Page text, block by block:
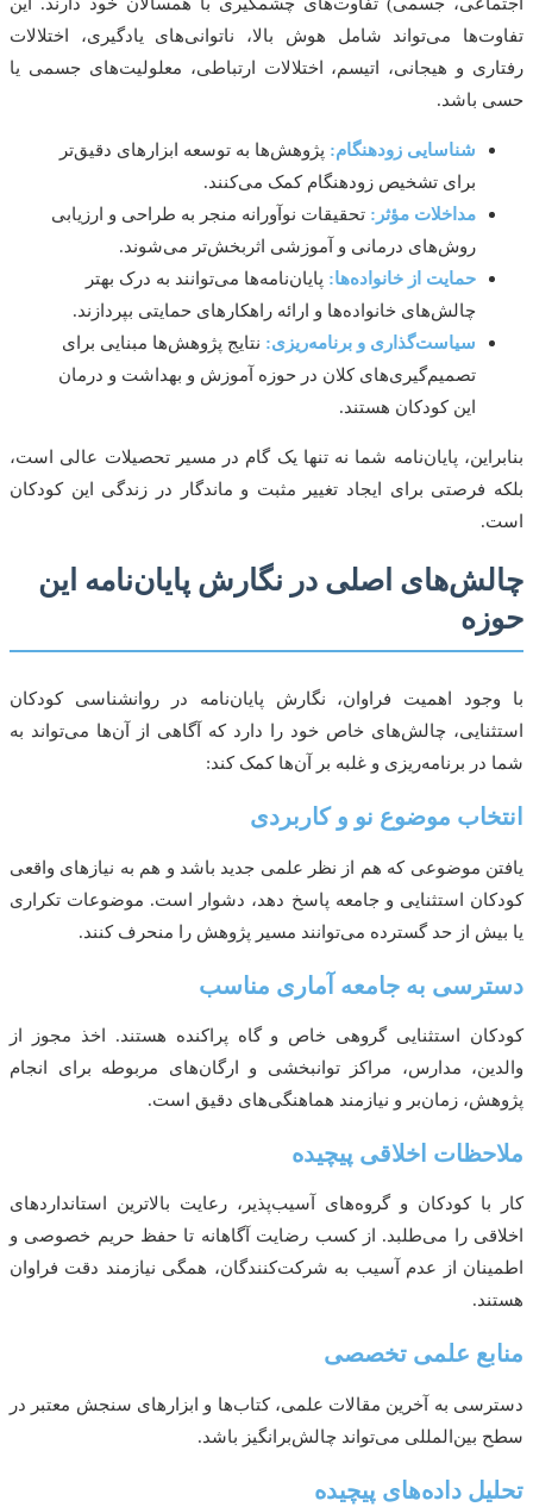
می‌تواند شامل هوش بالا، ناتوانی‌های یادگیری، اختلالات
و هیجانی، اتیسم، اختلالات ارتباطی، معلولیت‌های جسمی یا
باشد.
شناسایی زودهنگام:پژوهش‌ها به توسعه ابزارهای دقیق‌تر
برای تشخیص زودهنگام کمک می‌کنند.
مداخلات مؤثر:تحقیقات نوآورانه منجر به طراحی و ارزیابی
روش‌های درمانی و آموزشی اثربخش‌تر می‌شوند.
حمایت از خانواده‌ها:پایان‌نامه‌ها می‌توانند به درک بهتر
چالش‌های خانواده‌ها و ارائه راهکارهای حمایتی بپردازند.
سیاست‌گذاری و برنامه‌ریزی: نتایج پژوهش‌ها مبنایی برای
تصمیم‌گیری‌های کلان در حوزه آموزش و بهداشت و درمان
این کودکان هستند.
پایان‌نامه شما نه تنها یک گام در مسیر تحصیلات عالی است،
فرصتی برای ایجاد تغییر مثبت و ماندگار در زندگی این کودکان
اصلی در نگارش پایان‌نامه این
اهمیت فراوان، نگارش پایان‌نامه در روانشناسی کودکان
چالش‌های خاص خود را دارد که آگاهی از آن‌ها می‌تواند به
برنامه‌ریزی و غلبه بر آن‌ها کمک کند:
موضوع نو و کاربردی
موضوعی که هم از نظر علمی جدید باشد و هم به نیازهای واقعی
استثنایی و جامعه پاسخ دهد، دشوار است. موضوعات تکراری
از حد گسترده می‌توانند مسیر پژوهش را منحرف کنند.
به جامعه آماری مناسب
استثنایی گروهی خاص و گاه پراکنده هستند. اخذ مجوز از
مدارس، مراکز توانبخشی و ارگان‌های مربوطه برای انجام
زمان‌بر و نیازمند هماهنگی‌های دقیق است.
اخلاقی پیچیده
کودکان و گروه‌های آسیب‌پذیر، رعایت بالاترین استانداردهای
را می‌طلبد. از کسب رضایت آگاهانه تا حفظ حریم خصوصی و
از عدم آسیب به شرکت‌کنندگان، همگی نیازمند دقت فراوان
علمی تخصصی
به آخرین مقالات علمی، کتاب‌ها و ابزارهای سنجش معتبر در
می‌تواند چالش‌برانگیز باشد.
داده‌های پیچیده